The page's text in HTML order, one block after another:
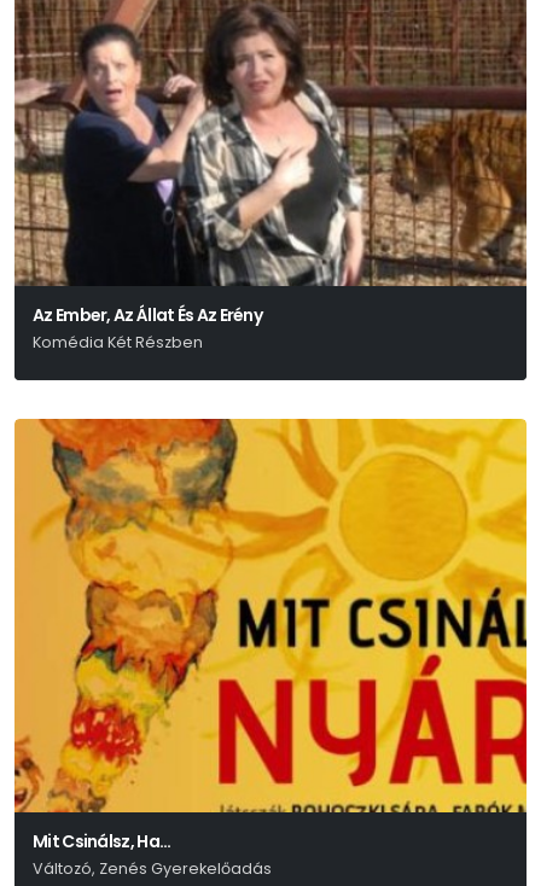
Az Ember, Az Állat És Az Erény
Komédia Két Részben
Mit Csinálsz, Ha…
Változó, Zenés Gyerekelőadás